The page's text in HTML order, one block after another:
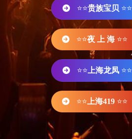
⭐⭐贵族宝贝 ⭐⭐
⭐⭐夜 上 海 ⭐⭐
⭐⭐ 上海龙凤 ⭐⭐
⭐⭐ 上海419 ⭐⭐